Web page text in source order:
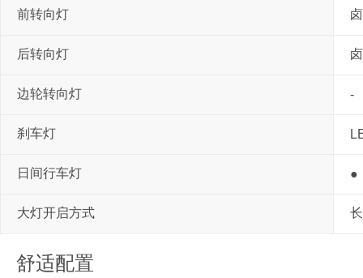
前转向灯
后转向灯
边轮转向灯 -
刹车灯
日间行车灯 ●
大灯开启方式
舒适配置